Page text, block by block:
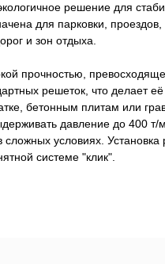
решение для
для парковки,
и зон отдыха.
прочностью,
решеток, что делает
бетонным плитам или
давление до 400 т/
условиях. Установка
системе "клик".